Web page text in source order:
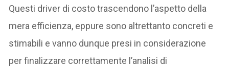
Questi driver di costo trascendono l’aspetto della
mera efficienza, eppure sono altrettanto concreti e
stimabili e vanno dunque presi in considerazione
per finalizzare correttamente l’analisi di